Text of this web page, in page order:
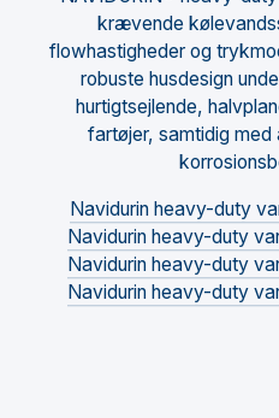
krævende
flowhastigheder og
robuste husdesign
hurtigtsejlende,
fartøjer, samtidig
Navidurin heavy-duty
Navidurin heavy-duty
Navidurin heavy-duty
Navidurin heavy-duty